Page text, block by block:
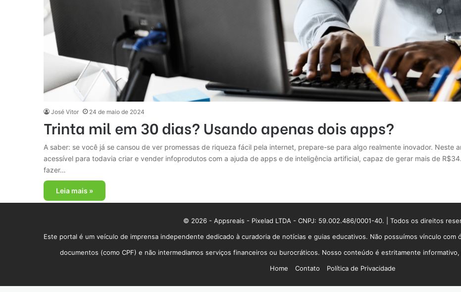
José Vitor 24 de maio de 2024
Trinta mil em 30 dias? Usando apenas dois apps?
A saber: se você já se cansou de ver promessas de riqueza fácil pela internet, prepare-se para algo realmente inovador. Neste
acessível para todavia criar e vender infoprodutos com a ajuda de apps e de inteligência artificial, capaz de gerar mais de
fazer…
Leia mais »
© 2026 - Appsreais - Pixelad LTDA - CNPJ: 59.002.486/0001-40. | Todos os direitos
Este portal é um veículo de imprensa independente dedicado à curadoria de notícias e guias educativos. Não possuímos vínculo com
documentos (como CPF) e não intermediamos serviços financeiros ou burocráticos. Nosso conteúdo é estritamente
Home
Contato Política de Privacidade